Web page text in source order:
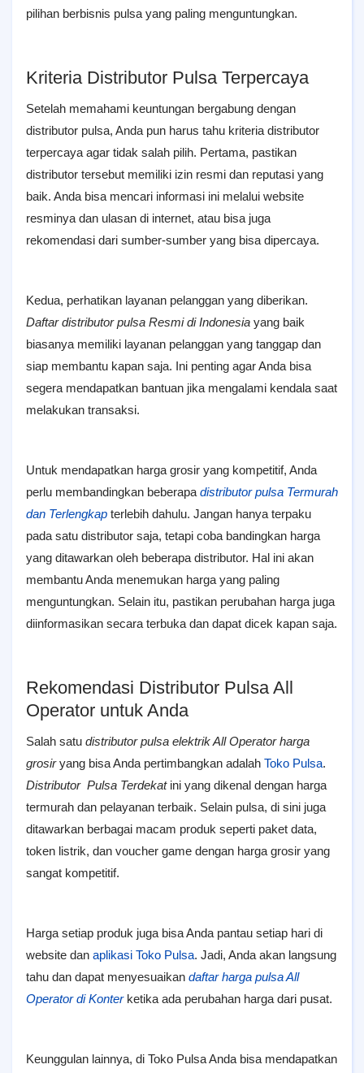
pilihan berbisnis pulsa yang paling menguntungkan.
Kriteria Distributor Pulsa Terpercaya
Setelah memahami keuntungan bergabung dengan
distributor pulsa, Anda pun harus tahu kriteria distributor
terpercaya agar tidak salah pilih. Pertama, pastikan
distributor tersebut memiliki izin resmi dan reputasi yang
baik. Anda bisa mencari informasi ini melalui website
resminya dan ulasan di internet, atau bisa juga
rekomendasi dari sumber-sumber yang bisa dipercaya.
Kedua, perhatikan layanan pelanggan yang diberikan.
Daftar distributor pulsa Resmi di Indonesia yang baik
biasanya memiliki layanan pelanggan yang tanggap dan
siap membantu kapan saja. Ini penting agar Anda bisa
segera mendapatkan bantuan jika mengalami kendala saat
melakukan transaksi.
Untuk mendapatkan harga grosir yang kompetitif, Anda
perlu membandingkan beberapa distributor pulsa Termurah
dan Terlengkap terlebih dahulu. Jangan hanya terpaku
pada satu distributor saja, tetapi coba bandingkan harga
yang ditawarkan oleh beberapa distributor. Hal ini akan
membantu Anda menemukan harga yang paling
menguntungkan. Selain itu, pastikan perubahan harga juga
diinformasikan secara terbuka dan dapat dicek kapan saja.
Rekomendasi Distributor Pulsa All
Operator untuk Anda
Salah satu distributor pulsa elektrik All Operator harga
grosiryang bisa Anda pertimbangkan adalah Toko Pulsa.
Distributor Pulsa Terdekat ini yang dikenal dengan harga
termurah dan pelayanan terbaik. Selain pulsa, di sini juga
ditawarkan berbagai macam produk seperti paket data,
token listrik, dan voucher game dengan harga grosir yang
sangat kompetitif.
Harga setiap produk juga bisa Anda pantau setiap hari di
website dan aplikasi Toko Pulsa. Jadi, Anda akan langsung
tahu dan dapat menyesuaikan daftar harga pulsa All
Operator di Konterketika ada perubahan harga dari pusat.
Keunggulan lainnya, di Toko Pulsa Anda bisa mendapatkan